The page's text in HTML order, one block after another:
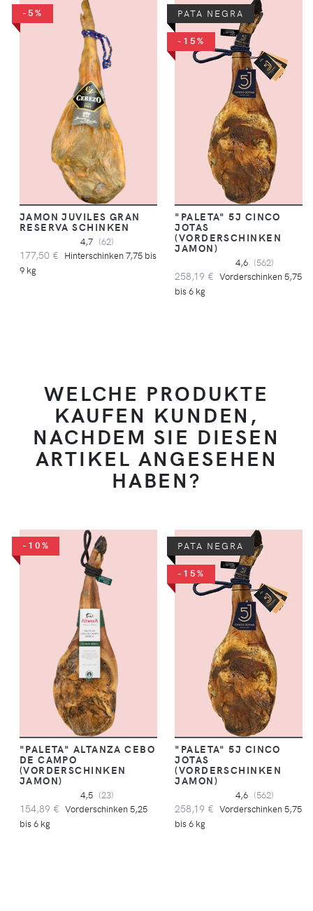
-5%
JAMON JUVILES GRAN
RESERVA SCHINKEN
4,7 (62)
177,50 € Hinterschinken 7,75 bis
9 kg
PATA NEGRA
-15%
"PALETA" 5J CINCO
JOTAS
(VORDERSCHINKEN
JAMON)
4,6 (562)
258,19 € Vorderschinken 5,75
bis 6 kg
WELCHE PRODUKTE
KAUFEN KUNDEN,
NACHDEM SIE DIESEN
ARTIKEL ANGESEHEN
HABEN?
-10%
"PALETA" ALTANZA CEBO
DE CAMPO
(VORDERSCHINKEN
JAMON)
4,5 (23)
154,89 € Vorderschinken 5,25
bis 6 kg
PATA NEGRA
-15%
"PALETA" 5J CINCO
JOTAS
(VORDERSCHINKEN
JAMON)
4,6 (562)
258,19 € Vorderschinken 5,75
bis 6 kg